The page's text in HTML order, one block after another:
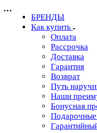
БРЕНДЫ
Как купить
Оплата
Рассрочка
Доставка
Гарантия
Возврат
Путь
Наши
Бонусная